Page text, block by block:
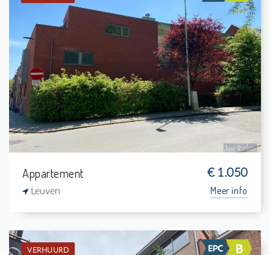
Verhuurd: Gelijkvloers app.
2
-
1
95 m²
Appartement € 1.050
Leuven Meer info
VERHUURD